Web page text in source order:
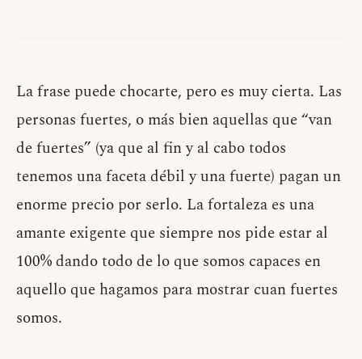
La frase puede chocarte, pero es muy cierta. Las
personas fuertes, o más bien aquellas que “van
de fuertes” (ya que al fin y al cabo todos
tenemos una faceta débil y una fuerte) pagan un
enorme precio por serlo. La fortaleza es una
amante exigente que siempre nos pide estar al
100% dando todo de lo que somos capaces en
aquello que hagamos para mostrar cuan fuertes
somos.